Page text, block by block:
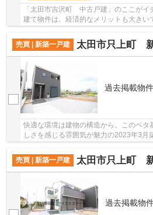
「太田市吉沢町 中古戸建」のここがイ
建て物件は、経済的なメリットも大きい
売買 | 新築一戸建
太田市只上町
過去掲載物件
快適な環境は建物の構造から。このベタ
しさを感じる雰囲気が魅力の2023年3月
売買 | 新築一戸建
太田市只上町
過去掲載物